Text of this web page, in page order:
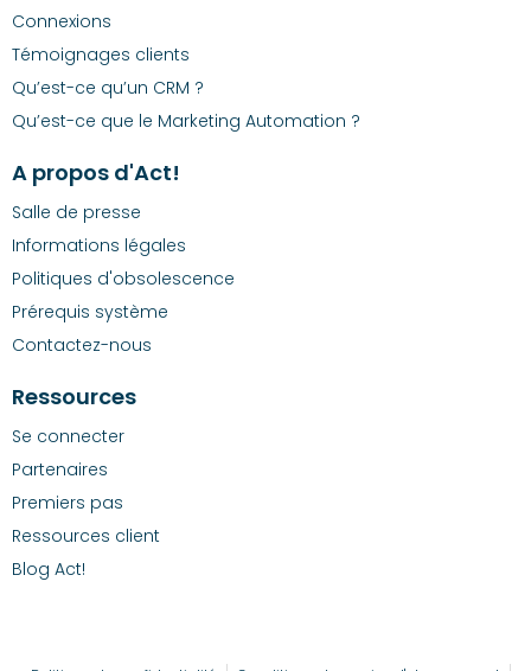
Connexions
Témoignages clients
Qu’est-ce qu’un CRM ?
Qu’est-ce que le Marketing Automation ?
A propos d'Act!
Salle de presse
Informations légales
Politiques d'obsolescence
Prérequis système
Contactez-nous
Ressources
Se connecter
Partenaires
Premiers pas
Ressources client
Blog Act!